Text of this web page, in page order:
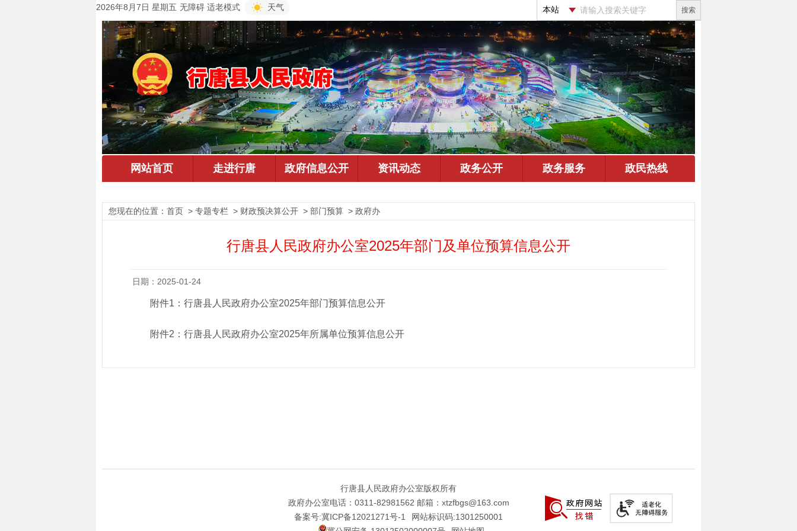
2026年8月7日 星期五 无障碍 适老模式 天气 搜索
您现在的位置： 首页 > 专题专栏 > 财政预决算公开 > 部门预算 > 政府办
行唐县人民政府办公室2025年部门及单位预算信息公开
日期：2025-01-24
附件1： 行唐县人民政府办公室2025年部门预算信息公开
附件2： 行唐县人民政府办公室2025年所属单位预算信息公开